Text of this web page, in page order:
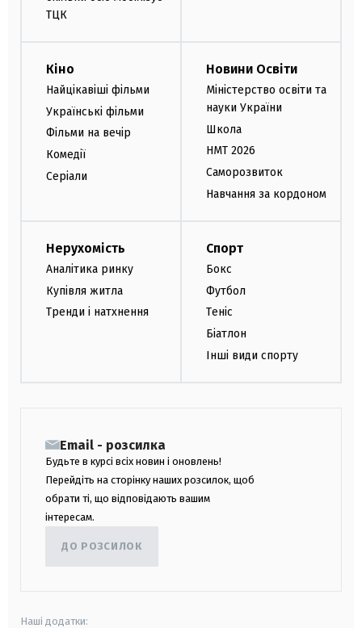
ТЦК
Кіно
Найцікавіші фільми
Українські фільми
Фільми на вечір
Комедії
Серіали
Новини Освіти
Міністерство освіти та
науки України
Школа
НМТ 2026
Саморозвиток
Навчання за кордоном
Нерухомість
Аналітика ринку
Купівля житла
Тренди і натхнення
Спорт
Бокс
Футбол
Теніс
Біатлон
Інші види спорту
Email - розсилка
Будьте в курсі всіх новин і оновлень!
Перейдіть на сторінку наших розсилок, щоб
обрати ті, що відповідають вашим
інтересам.
ДО РОЗСИЛОК
Наші додатки: